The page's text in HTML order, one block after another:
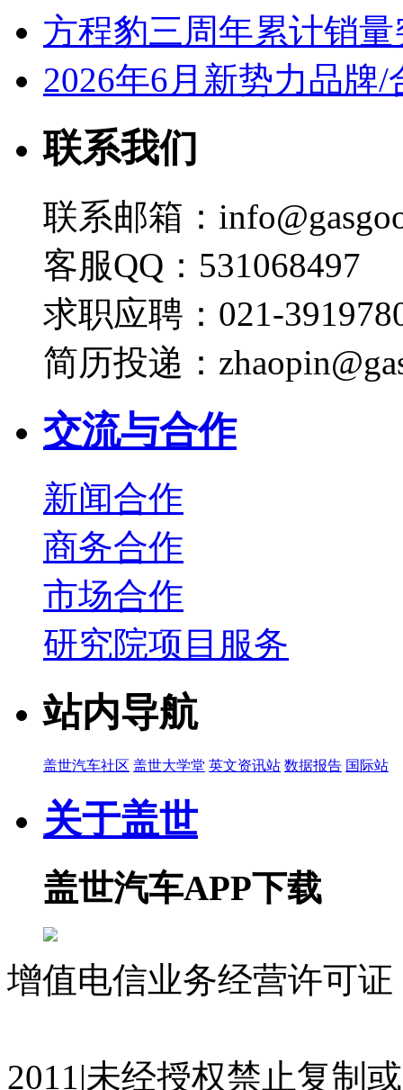
方程豹三周年累计销
2026年6月新势力品牌
联系我们
联系邮箱：
客服QQ：531068497
求职应聘：021-
简历投递：
交流与合作
新闻合作
商务合作
市场合作
研究院项目服务
站内导航
盖世汽车社区 盖世大学堂 英文资讯站 数据报告 国际站
关于盖世
盖世汽车APP下载
增值电信业务经营许可
2011|未经授权禁止复制